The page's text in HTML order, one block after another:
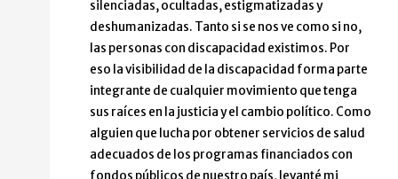
silenciadas, ocultadas, estigmatizadas y
deshumanizadas. Tanto si se nos ve como si no,
las personas con discapacidad existimos. Por
eso la visibilidad de la discapacidad forma parte
integrante de cualquier movimiento que tenga
sus raíces en la justicia y el cambio político. Como
alguien que lucha por obtener servicios de salud
adecuados de los programas financiados con